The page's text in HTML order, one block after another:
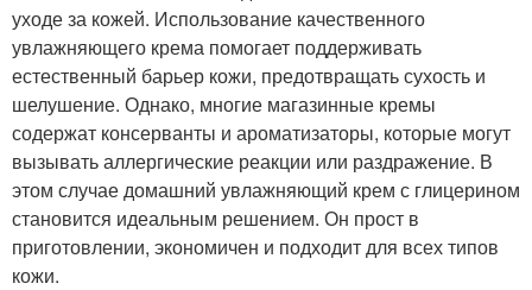
уходе за кожей. Использование качественного
увлажняющего крема помогает поддерживать
естественный барьер кожи, предотвращать сухость и
шелушение. Однако, многие магазинные кремы
содержат консерванты и ароматизаторы, которые могут
вызывать аллергические реакции или раздражение. В
этом случае домашний увлажняющий крем с глицерином
становится идеальным решением. Он прост в
приготовлении, экономичен и подходит для всех типов
кожи.